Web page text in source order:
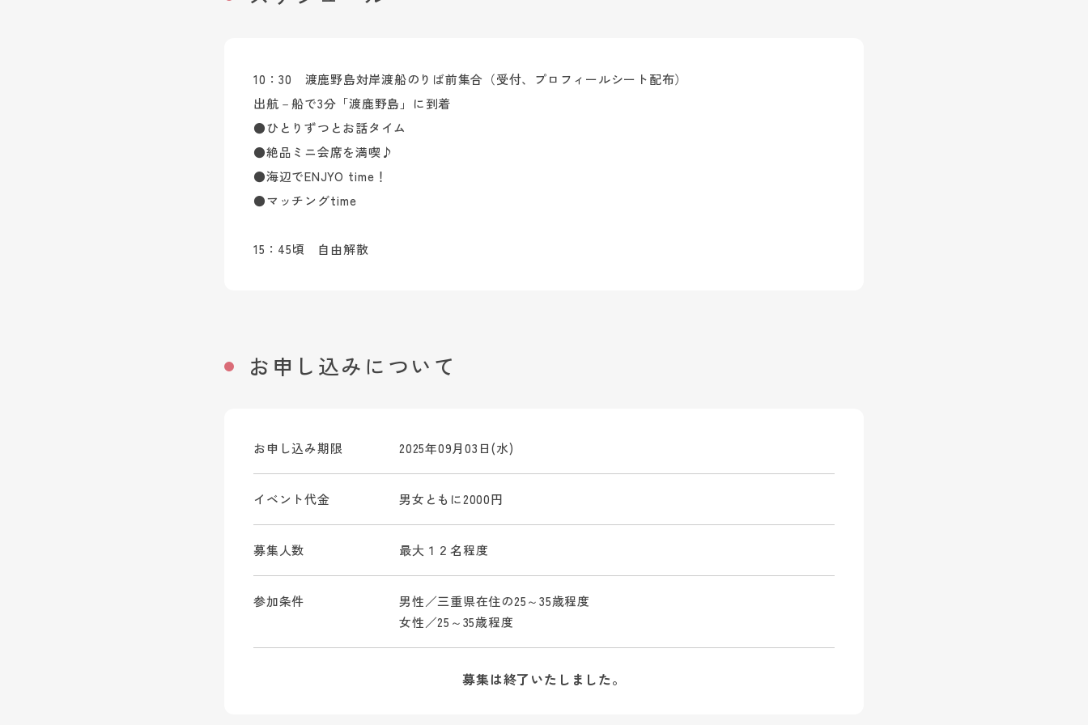
10：30 渡鹿野島対岸渡船のりば前集合（受付、プロフィールシート配布）
出航－船で3分「渡鹿野島」に到着
●ひとりずつとお話タイム
●絶品ミニ会席を満喫♪
●海辺でENJYO time！
●マッチングtime
15：45頃 自由解散
お申し込みについて
お申し込み期限 2025年09月03日(水)
イベント代金 男女ともに2000円
募集人数 最大１２名程度
参加条件
男性／三重県在住の25～35歳程度
女性／25～35歳程度
募集は終了いたしました。